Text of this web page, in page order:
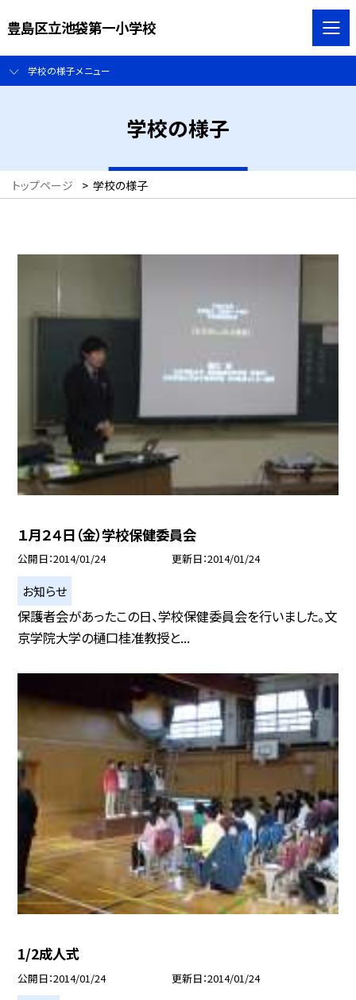
豊島区立池袋第一小学校
学校の様子メニュー
学校の様子
トップページ > 学校の様子
１月２４日（金）学校保健委員会
公開日 2014/01/24 更新日 2014/01/24
お知らせ
保護者会があったこの日、学校保健委員会を行いました。文
京学院大学の樋口桂准教授と...
1/2成人式
公開日 2014/01/24 更新日 2014/01/24